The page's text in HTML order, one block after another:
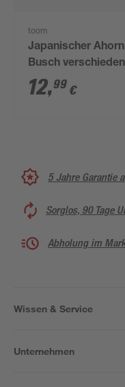
toom
Japanischer Ahorn
Busch
Sorten 15 cm Topf
12,99 €
5 Jahre Garantie
Sorglos, 90 Tage
Abholung im
Wissen & Service
Unternehmen